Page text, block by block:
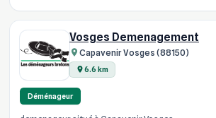
Vosges Demenagement
Capavenir Vosges (88150)
6.6 km
Déménageur